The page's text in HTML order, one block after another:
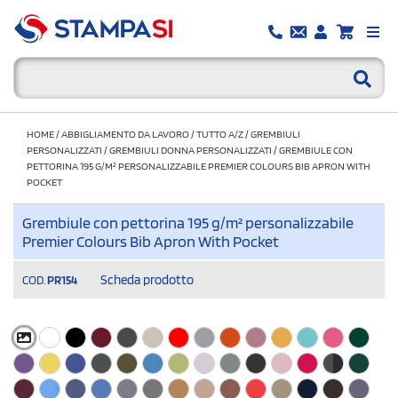
HOME/ABBIGLIAMENTO DA LAVORO/TUTTO A/Z/GREMBIULI
PERSONALIZZATI /GREMBIULI DONNA PERSONALIZZATI /GREMBIULE CON
PETTORINA 195 G/M² PERSONALIZZABILE PREMIER COLOURS BIB APRON WITH
POCKET
Grembiule con pettorina 195 g/m² personalizzabile
Premier Colours Bib Apron With Pocket
COD. PR154 Scheda prodotto